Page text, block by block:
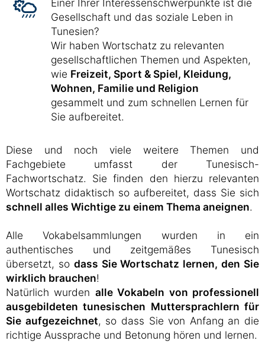
Einer Ihrer Interessenschwerpunkte ist die
Gesellschaft und das soziale Leben in
Tunesien?
Wir haben Wortschatz zu relevanten
gesellschaftlichen Themen und Aspekten,
wie Freizeit, Sport & Spiel, Kleidung,
Wohnen, Familie und Religion
gesammelt und zum schnellen Lernen für
Sie aufbereitet.
Diese und noch viele weitere Themen und
Fachgebiete umfasst der Tunesisch-
Fachwortschatz. Sie finden den hierzu relevanten
Wortschatz didaktisch so aufbereitet, dass Sie sich
schnell alles Wichtige zu einem Thema aneignen.
Alle Vokabelsammlungen wurden in ein
authentisches und zeitgemäßes Tunesisch
übersetzt, so dass Sie Wortschatz lernen, den Sie
wirklich brauchen!
Natürlich wurden alle Vokabeln von professionell
ausgebildeten tunesischen Muttersprachlern für
Sie aufgezeichnet, so dass Sie von Anfang an die
richtige Aussprache und Betonung hören und lernen.